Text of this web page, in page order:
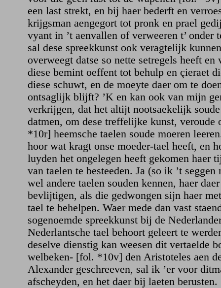
een last strekt, en bij haer bederft en
krijgsman aengegort tot pronk en prael
vyant in ’t aenvallen of verweeren t’ onder
sal dese spreekkunst ook veragtelijk
overweegt datse so nette setregels heeft
diese bemint oeffent tot behulp en çieraet
diese schuwt, en de moeyte daer om te
ontsaglijk blijft? ’K en kan ook van mijn
verkrijgen, dat het altijt nootsaekelijk
datmen, om dese treffelijke kunst,
*10r] heemsche taelen soude moeren
hoor wat kragt onse moeder-tael heeft, en
luyden het ongelegen heeft gekomen haer
van taelen te besteeden. Ja (so ik ’t
wel andere taelen souden kennen, haer
bevlijtigen, als die gedwongen sijn haer
tael te behelpen. Waer mede dan vast
sogenoemde spreekkunst bij de
Nederlantsche tael behoort geleert te
deselve dienstig kan weesen dit vertaelde
welbeken- [fol. *10v] den Aristoteles aen
Alexander geschreeven, sal ik ’er voor
afscheyden, en het daer bij laeten berusten.